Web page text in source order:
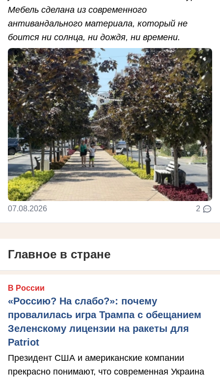
Мебель сделана из современного
антивандального материала, который не
боится ни солнца, ни дождя, ни времени.
07.08.2026 2
Главное в стране
В России
«Россию? На слабо?»: почему
провалилась игра Трампа с обещанием
Зеленскому лицензии на ракеты для
Patriot
Президент США и американские компании
прекрасно понимают, что современная Украина